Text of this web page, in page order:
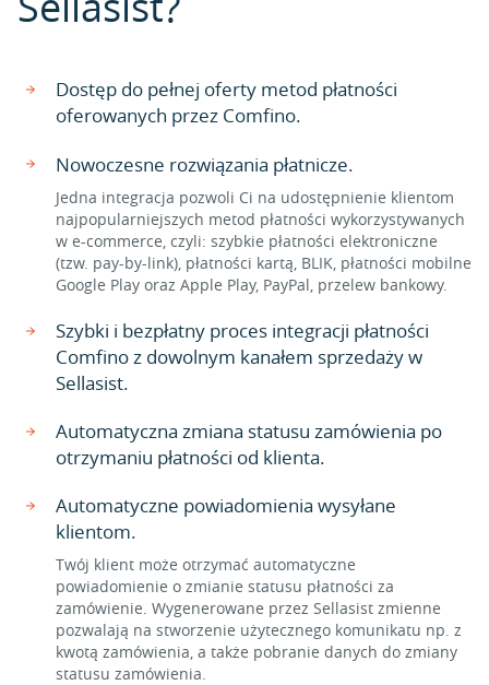
Dostęp do pełnej oferty metod płatności
oferowanych przez Comfino.
Nowoczesne rozwiązania płatnicze.
Jedna integracja pozwoli Ci na udostępnienie klientom
najpopularniejszych metod płatności wykorzystywanych
w e-commerce, czyli: szybkie płatności elektroniczne
(tzw. pay-by-link), płatności kartą, BLIK, płatności mobilne
Google Play oraz Apple Play, PayPal, przelew bankowy.
Szybki i bezpłatny proces integracji płatności
Comfino z dowolnym kanałem sprzedaży w
Sellasist.
Automatyczna zmiana statusu zamówienia po
otrzymaniu płatności od klienta.
Automatyczne powiadomienia wysyłane
klientom.
Twój klient może otrzymać automatyczne
powiadomienie o zmianie statusu płatności za
zamówienie. Wygenerowane przez Sellasist zmienne
pozwalają na stworzenie użytecznego komunikatu np. z
kwotą zamówienia, a także pobranie danych do zmiany
statusu zamówienia.